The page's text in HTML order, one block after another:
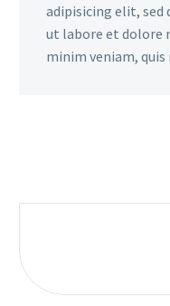
adipisicing elit, sed
ut labore et dolore
minim veniam,